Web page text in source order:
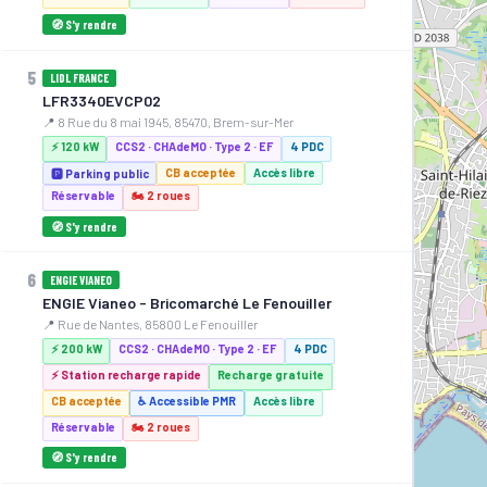
🧭 S'y rendre
5 LIDL FRANCE
LFR3340EVCP02
📍 8 Rue du 8 mai 1945, 85470, Brem-sur-Mer
⚡ 120 kW CCS2 · CHAdeMO · Type 2 · EF
4 PDC
🅿️ Parking public
CB acceptée
Accès libre
Réservable
🏍️ 2 roues
🧭 S'y rendre
6 ENGIE VIANEO
ENGIE Vianeo - Bricomarché Le Fenouiller
📍 Rue de Nantes, 85800 Le Fenouiller
⚡ 200 kW CCS2 · CHAdeMO · Type 2 · EF
4 PDC
⚡ Station recharge rapide
Recharge gratuite
CB acceptée
♿ Accessible PMR
Accès libre
Réservable
🏍️ 2 roues
🧭 S'y rendre